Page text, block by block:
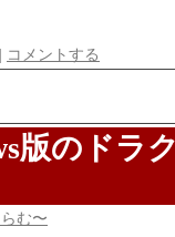
| コメントする
版のドラ
む〜